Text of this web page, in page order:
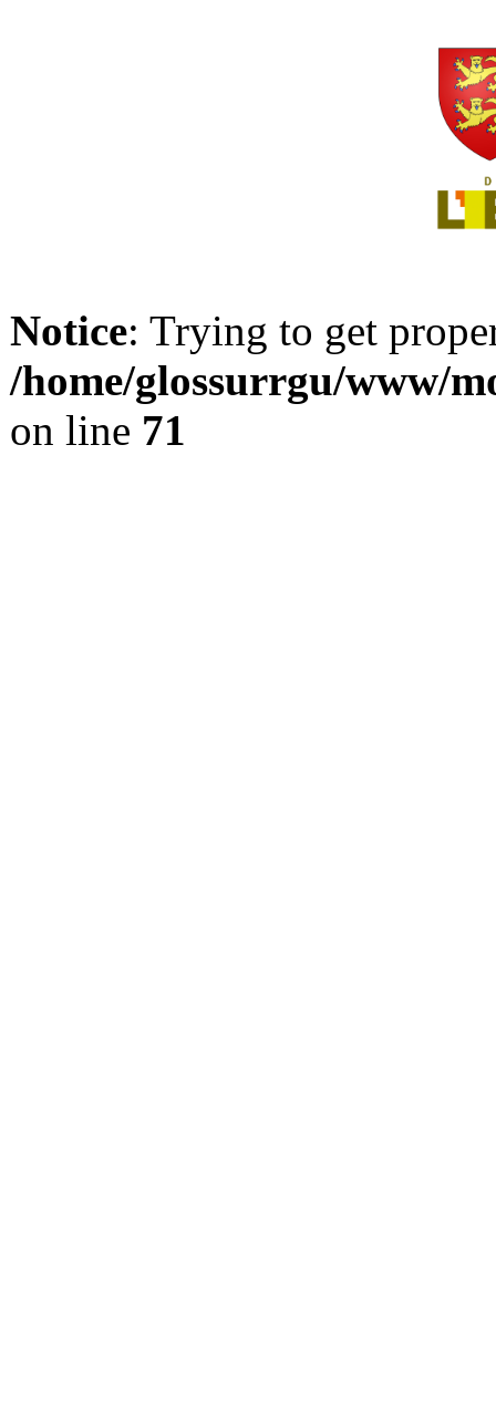
Notice: Trying to get
/home/glossurrgu/www/
on line 71